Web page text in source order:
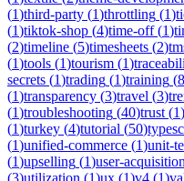
(1)third-party (1)throttling (1)
(1)tiktok-shop (4)time-off(1)
(2)timeline (5)timesheets (2)
(1)tools (1)tourism (1)
secrets (1)trading (1)training (8
(1)transparency (3)travel (3)
(1)troubleshooting (40)trust (1)
(1)turkey (4)tutorial (50)
(1)unified-commerce (1)unit-
(1)upselling (1)user-acquisition
(3)utilization (1)ux (1)v4 (1)